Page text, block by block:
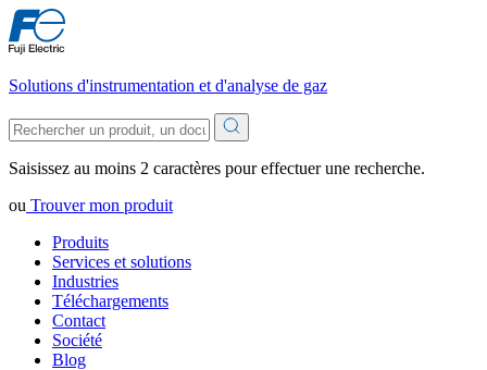
Solutions d'instrumentation et d'analyse de gaz
Saisissez au moins 2 caractères pour effectuer une recherche.
ou Trouver mon produit
Produits
Services et solutions
Industries
Téléchargements
Contact
Société
Blog